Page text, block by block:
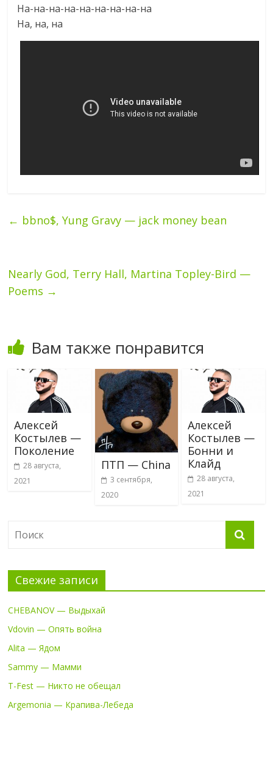
На-на-на-на-на-на-на-на-на
На, на, на
← bbno$, Yung Gravy — jack money bean
Nearly God, Terry Hall, Martina Topley-Bird —
Poems →
Вам также понравится
Алексей
Костылев —
Поколение
28 августа,
2021
ПТП — China
3 сентября,
2020
Алексей
Костылев —
Бонни и
Клайд
28 августа,
2021
Свежие записи
CHEBANOV — Выдыхай
Vdovin — Опять война
Alita — Ядом
Sammy — Мамми
T-Fest — Никто не обещал
Argemonia — Крапива-Лебеда